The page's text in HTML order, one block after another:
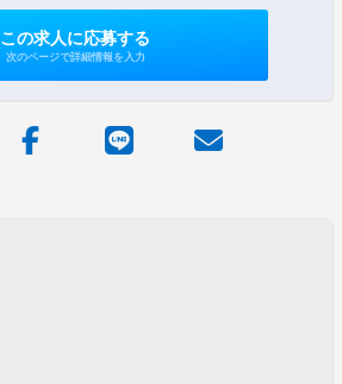
この求人に応募する
次のページで詳細情報を入力